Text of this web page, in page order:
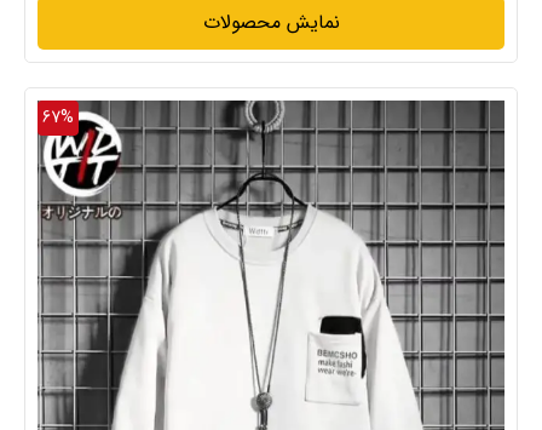
نمایش محصولات
67%